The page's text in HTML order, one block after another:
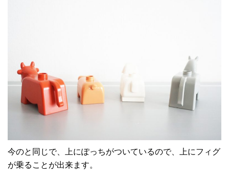
今のと同じで、上にぽっちがついているので、上にフィグ
が乗ることが出来ます。